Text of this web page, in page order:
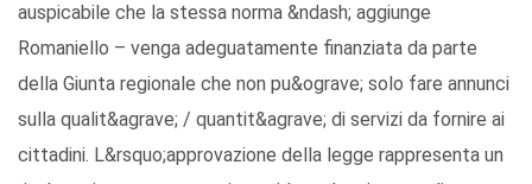
auspicabile che la stessa norma &ndash; aggiunge
Romaniello – venga adeguatamente finanziata da parte
della Giunta regionale che non pu&ograve; solo fare annunci
sulla qualit&agrave; / quantit&agrave; di servizi da fornire ai
cittadini. L&rsquo;approvazione della legge rappresenta un